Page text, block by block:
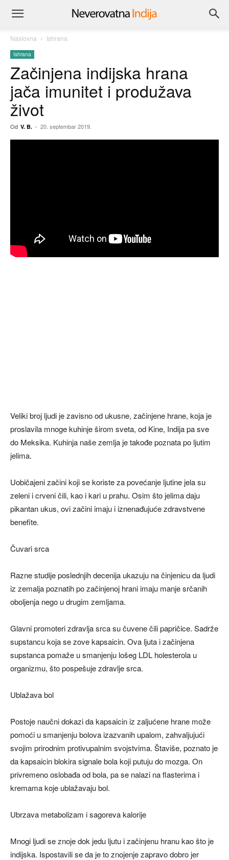
Naslovna Ishrana
Ishrana
Začinjena indijska hrana
jača imunitet i produžava
život
Od V. B. - 20. septembar 2019.
Veliki broj ljudi je zavisno od ukusne, začinjene hrane, koja je
proslavila mnoge kuhinje širom sveta, od Kine, Indija pa sve
do Meksika. Kuhinja naše zemlja je takođe poznata po ljutim
jelima.
Uobičajeni začini koji se koriste za povećanje ljutine jela su
zeleni i crveni čili, kao i kari u prahu. Osim što jelima daju
pikantan ukus, ovi začini imaju i iznenađujuće zdravstvene
benefite.
Čuvari srca
Razne studije poslednjih decenija ukazuju na činjenicu da ljudi
iz zemalja poznatih po začinjenoj hrani imaju manje srčanih
oboljenja nego u drugim zemljama.
Glavni promoteri zdravlja srca su čuvene čili papričice. Sadrže
supstancu koja se zove kapsaicin. Ova ljuta i začinjena
supstanca pomaže u smanjenju lošeg LDL holesterola u
organizmu, što pospešuje zdravlje srca.
Ublažava bol
Postoje naučni dokazi da kapsaicin iz zaljućene hrane može
pomoći u smanjenju bolova izazvanih upalom, zahvaljujući
svojim prirodnim protivupalnim svojstvima. Štaviše, poznato je
da kapsaicin blokira signale bola koji putuju do mozga. On
privremeno oslobađa od bola, pa se nalazi na flasterima i
kremama koje ublažavaju bol.
Ubrzava metabolizam i sagoreva kalorije
Mnogi ljudi se znoje dok jedu ljutu i začinjenu hranu kao što je
indijska. Ispostavili se da je to znojenje zapravo dobro jer